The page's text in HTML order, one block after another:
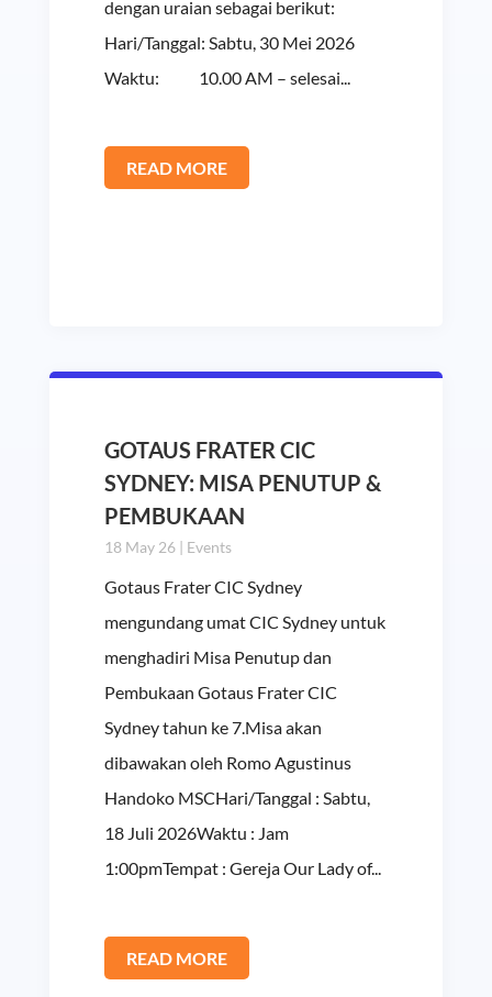
dengan uraian sebagai berikut:
Hari/Tanggal: Sabtu, 30 Mei 2026
Waktu: 10.00 AM – selesai...
READ MORE
GOTAUS FRATER CIC
SYDNEY: MISA PENUTUP &
PEMBUKAAN
18 May 26| Events
Gotaus Frater CIC Sydney
mengundang umat CIC Sydney untuk
menghadiri Misa Penutup dan
Pembukaan Gotaus Frater CIC
Sydney tahun ke 7.Misa akan
dibawakan oleh Romo Agustinus
Handoko MSCHari/Tanggal : Sabtu,
18 Juli 2026Waktu : Jam
1:00pmTempat : Gereja Our Lady of...
READ MORE